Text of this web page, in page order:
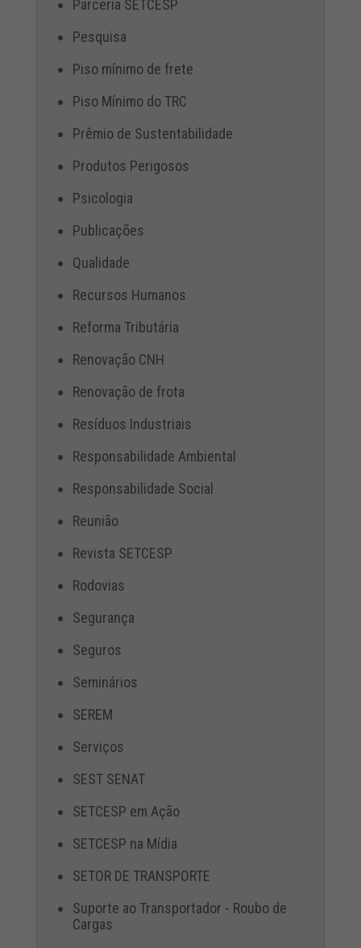
Parceria SETCESP
Pesquisa
Piso mínimo de frete
Piso Mínimo do TRC
Prêmio de Sustentabilidade
Produtos Perigosos
Psicologia
Publicações
Qualidade
Recursos Humanos
Reforma Tributária
Renovação CNH
Renovação de frota
Resíduos Industriais
Responsabilidade Ambiental
Responsabilidade Social
Reunião
Revista SETCESP
Rodovias
Segurança
Seguros
Seminários
SEREM
Serviços
SEST SENAT
SETCESP em Ação
SETCESP na Mídia
SETOR DE TRANSPORTE
Suporte ao Transportador - Roubo de
Cargas